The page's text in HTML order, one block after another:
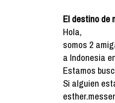
El destino de
Hola,
somos 2
a Indonesia
Estamos
Si alguien